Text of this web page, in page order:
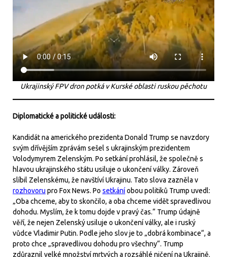
Ukrajinský FPV dron potká v Kurské oblasti ruskou pěchotu
Diplomatické a politické události:
Kandidát na amerického prezidenta Donald Trump se navzdory
svým dřívějším zprávám sešel s ukrajinským prezidentem
Volodymyrem Zelenským. Po setkání prohlásil, že společně s
hlavou ukrajinského státu usiluje o ukončení války. Zároveň
slíbil Zelenskému, že navštíví Ukrajinu. Tato slova zazněla v
rozhovoru pro Fox News. Po setkáníobou politiků Trump uvedl:
„Oba chceme, aby to skončilo, a oba chceme vidět spravedlivou
dohodu. Myslím, že k tomu dojde v pravý čas.“ Trump údajně
věří, že nejen Zelenský usiluje o ukončení války, ale i ruský
vůdce Vladimir Putin. Podle jeho slov je to „dobrá kombinace“, a
proto chce „spravedlivou dohodu pro všechny“. Trump
zdůraznil velké množství mrtvých a rozsáhlé ničení na Ukrajině.